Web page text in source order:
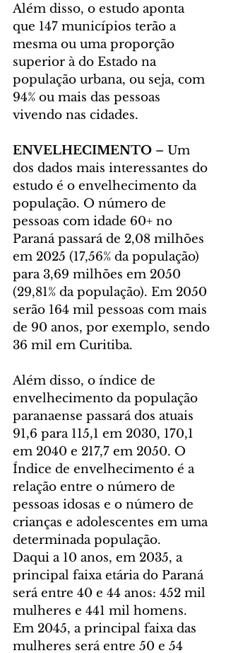
Além disso, o estudo aponta
que 147 municípios terão a
mesma ou uma proporção
superior à do Estado na
população urbana, ou seja, com
94% ou mais das pessoas
vivendo nas cidades.
ENVELHECIMENTO – Um
dos dados mais interessantes do
estudo é o envelhecimento da
população. O número de
pessoas com idade 60+ no
Paraná passará de 2,08 milhões
em 2025 (17,56% da população)
para 3,69 milhões em 2050
(29,81% da população). Em 2050
serão 164 mil pessoas com mais
de 90 anos, por exemplo, sendo
36 mil em Curitiba.
Além disso, o índice de
envelhecimento da população
paranaense passará dos atuais
91,6 para 115,1 em 2030, 170,1
em 2040 e 217,7 em 2050. O
Índice de envelhecimento é a
relação entre o número de
pessoas idosas e o número de
crianças e adolescentes em uma
determinada população.
Daqui a 10 anos, em 2035, a
principal faixa etária do Paraná
será entre 40 e 44 anos: 452 mil
mulheres e 441 mil homens.
Em 2045, a principal faixa das
mulheres será entre 50 e 54